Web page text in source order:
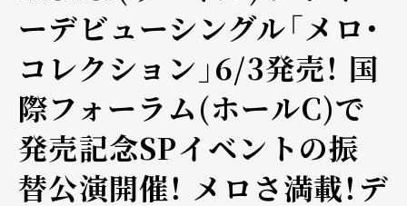
ーデビューシングル「メロ・
コレクション」6/3発売！ 国
際フォーラム(ホールC)で
発売記念SPイベントの振
替公演開催！ メロさ満載！デ